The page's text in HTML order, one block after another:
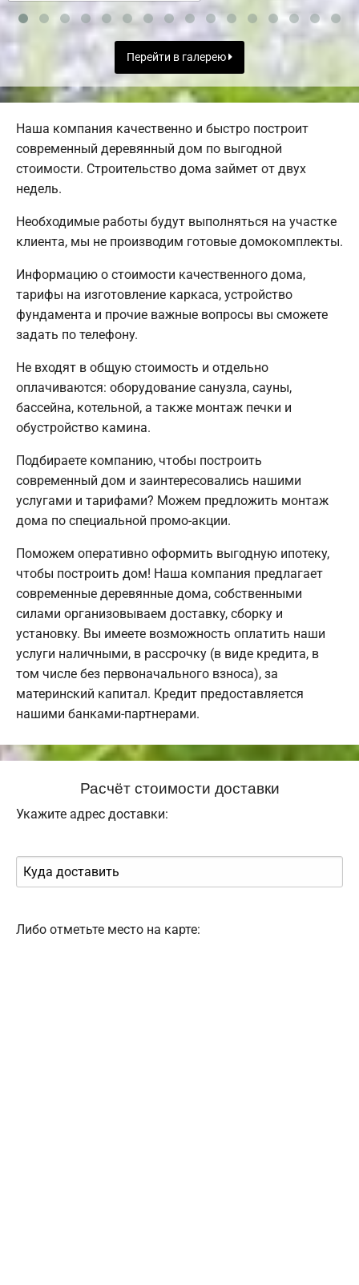
Перейти в галерею
Наша компания качественно и быстро построит
современный деревянный дом по выгодной
стоимости. Строительство дома займет от двух
недель.
Необходимые работы будут выполняться на участке
клиента, мы не производим готовые домокомплекты.
Информацию о стоимости качественного дома,
тарифы на изготовление каркаса, устройство
фундамента и прочие важные вопросы вы сможете
задать по телефону.
Не входят в общую стоимость и отдельно
оплачиваются: оборудование санузла, сауны,
бассейна, котельной, а также монтаж печки и
обустройство камина.
Подбираете компанию, чтобы построить
современный дом и заинтересовались нашими
услугами и тарифами? Можем предложить монтаж
дома по специальной промо-акции.
Поможем оперативно оформить выгодную ипотеку,
чтобы построить дом! Наша компания предлагает
современные деревянные дома, собственными
силами организовываем доставку, сборку и
установку. Вы имеете возможность оплатить наши
услуги наличными, в рассрочку (в виде кредита, в
том числе без первоначального взноса), за
материнский капитал. Кредит предоставляется
нашими банками-партнерами.
Расчёт стоимости доставки
Укажите адрес доставки:
Либо отметьте место на карте: